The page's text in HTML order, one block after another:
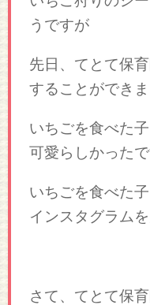
うですが
先日、てとて保
することができ
いちごを食べた
可愛らしかったで
いちごを食べた
インスタグラム
さて、てとて保